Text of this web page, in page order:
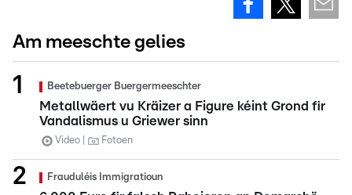
Am meeschte gelies
Beetebuerger Buergermeeschter
Metallwäert vu Kräizer a Figure kéint Grond fir
Vandalismus u Griewer sinn
Video Fotoen
Frauduléis Immigratioun